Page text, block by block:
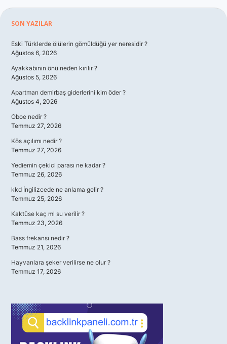
Sidebar
SON YAZILAR
Eski Türklerde ölülerin gömüldüğü yer neresidir ?
Ağustos 6, 2026
Ayakkabının önü neden kırılır ?
Ağustos 5, 2026
Apartman demirbaş giderlerini kim öder ?
Ağustos 4, 2026
Oboe nedir ?
Temmuz 27, 2026
Kös açılımı nedir ?
Temmuz 27, 2026
Yediemin çekici parası ne kadar ?
Temmuz 26, 2026
kkd İngilizcede ne anlama gelir ?
Temmuz 25, 2026
Kaktüse kaç ml su verilir ?
Temmuz 23, 2026
Bass frekansı nedir ?
Temmuz 21, 2026
Hayvanlara şeker verilirse ne olur ?
Temmuz 17, 2026